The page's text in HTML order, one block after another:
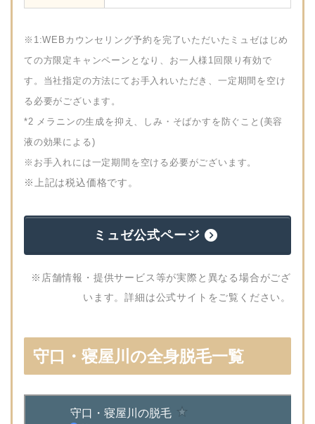
※1:WEBカウンセリング予約を完了いただいたミュゼはじめ
ての方限定キャンペーンとなり、お一人様1回限り有効で
す。当社指定の方法にてお手入れいただき、一定期間を空け
る必要がございます。
*2 メラニンの生成を抑え、しみ・そばかすを防ぐこと(美容
液の効果による)
※お手入れには一定期間を空ける必要がございます。
※上記は税込価格です。
ミュゼ公式ページ
※店舗情報・提供サービス等が実際と異なる場合がござ
います。詳細は公式サイトをご覧ください。
守口・寝屋川の全身脱毛一覧